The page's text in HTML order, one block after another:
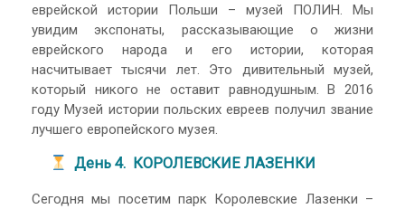
еврейской истории Польши – музей ПОЛИН. Мы
увидим экспонаты, рассказывающие о жизни
еврейского народа и его истории, которая
насчитывает тысячи лет. Это дивительный музей,
который никого не оставит равнодушным. В 2016
году Музей истории польских евреев получил звание
лучшего европейского музея.
День 4. КОРОЛЕВСКИЕ ЛАЗЕНКИ
Сегодня мы посетим парк Королевские Лазенки –